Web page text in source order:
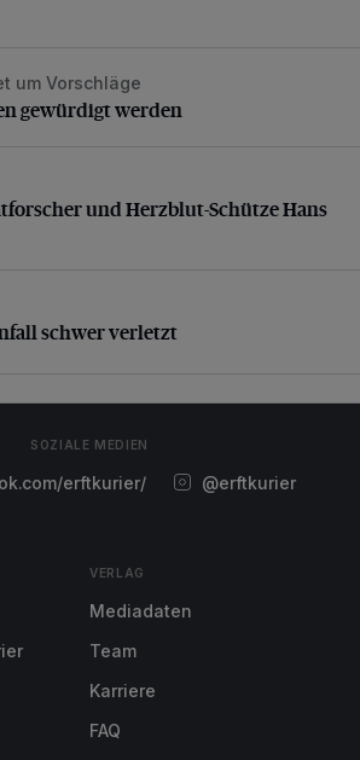
gewürdigt werden
um Vorschläge
gewürdigt werden
und Herzblut-Schütze Hans
und Herzblut-Schütze Hans
schwer verletzt
schwer verletzt
SOZIALE MEDIEN
erftkurier/ @erftkurier
VERLAG
Mediadaten
Team
Karriere
FAQ